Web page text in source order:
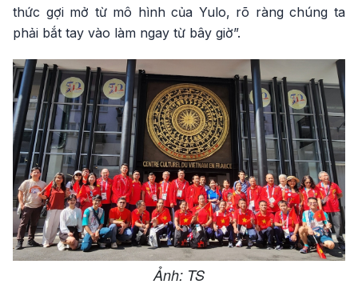
thức gợi mở từ mô hình của Yulo, rõ ràng chúng ta
phải bắt tay vào làm ngay từ bây giờ”.
Ảnh: TS